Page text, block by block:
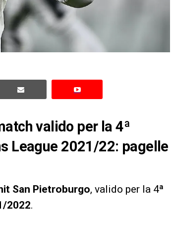
valido per la 4ª
League 2021/22: pagelle
San Pietroburgo, valido per la 4ª
2022.